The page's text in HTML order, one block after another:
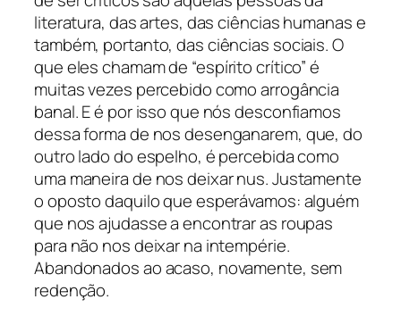
literatura, das artes, das ciências humanas e
também, portanto, das ciências sociais. O
que eles chamam de “espírito crítico” é
muitas vezes percebido como arrogância
banal. E é por isso que nós desconfiamos
dessa forma de nos desenganarem, que, do
outro lado do espelho, é percebida como
uma maneira de nos deixar nus. Justamente
o oposto daquilo que esperávamos: alguém
que nos ajudasse a encontrar as roupas
para não nos deixar na intempérie.
Abandonados ao acaso, novamente, sem
redenção.